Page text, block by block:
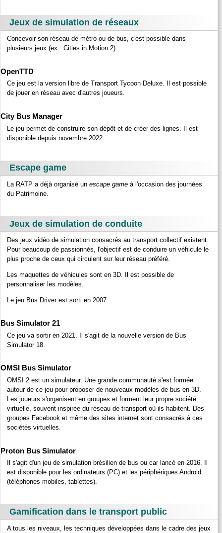
Jeux de simulation de réseaux
Concevoir son réseau de métro ou de bus, c'est possible dans
plusieurs jeux (ex : Cities in Motion 2).
OpenTTD
Ce jeu est la version libre de Transport Tycoon Deluxe. Il est possible
de jouer en réseau avec d'autres joueurs.
City Bus Manager
Le jeu permet de construire son dépôt et de créer des lignes. Il est
disponible depuis novembre 2022.
Escape game
La RATP a déjà organisé un escape game à l'occasion des journées
du Patrimoine.
Jeux de simulation de conduite
Des jeux vidéo de simulation consacrés au transport collectif existent.
Pour beaucoup de passionnés, l'objectif est de conduire un véhicule le
plus proche de ceux qui circulent sur leur réseau préféré.
Les maquettes de véhicules sont en 3D. Il est possible de
personnaliser les modèles.
Le jeu Bus Driver est sorti en 2007.
Bus Simulator 21
Ce jeu va sortir en 2021. Il s'agit de la nouvelle version de Bus
Simulator 18.
OMSI Bus Simulator
OMSI 2 est un simulateur. Une grande communauté s'est formée
autour de ce jeu pour proposer de nouveaux modèles de bus en 3D.
Les joueurs s'organisent en groupes et forment leur propre société
virtuelle, souvent inspirée du réseau de transport où ils habitent. Des
groupes Facebook et même des sites internet sont consacrés à ces
sociétés virtuelles.
Proton Bus Simulator
Il s'agit d'un jeu de simulation brésilien de bus ou car lancé en 2016. Il
est disponible pour les ordinateurs (PC) et les périphériques Android
(téléphones mobiles, tablettes).
Gamification dans le transport public
A tous les niveaux, les techniques développées dans le cadre des jeux